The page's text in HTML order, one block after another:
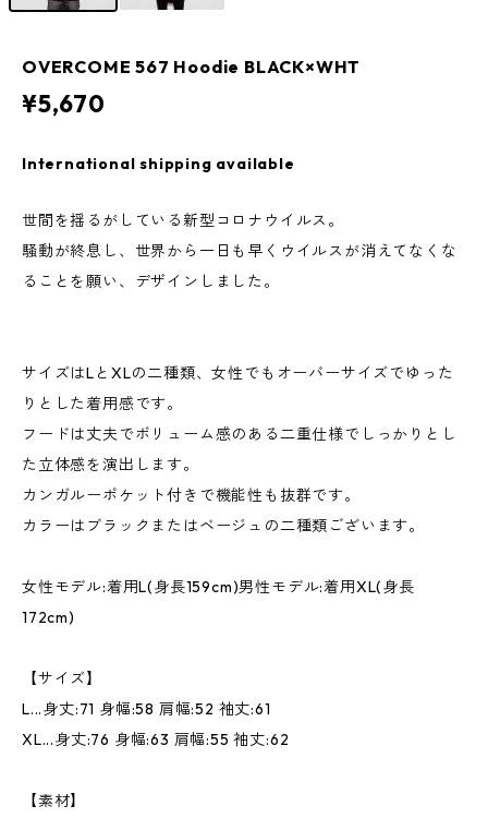
OVERCOME 567 Hoodie BLACK×WHT
¥5,670
International shipping available
世間を揺るがしている新型コロナウイルス。
騒動が終息し、世界から一日も早くウイルスが消えてなくな
ることを願い、デザインしました。
サイズはLとXLの二種類、女性でもオーバーサイズでゆった
りとした着用感です。
フードは丈夫でボリューム感のある二重仕様でしっかりとし
た立体感を演出します。
カンガルーポケット付きで機能性も抜群です。
カラーはブラックまたはベージュの二種類ございます。
女性モデル:着用L(身長159cm)男性モデル:着用XL(身長
172cm)
【サイズ】
L...身丈:71 身幅:58 肩幅:52 袖丈:61
XL...身丈:76 身幅:63 肩幅:55 袖丈:62
【素材】